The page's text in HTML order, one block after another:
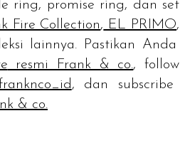
ring, promise ring, dan set
Fire Collection, EL PRIMO,
lainnya. Pastikan Anda
resmi Frank & co.,follow
, dan subscribe
& co.